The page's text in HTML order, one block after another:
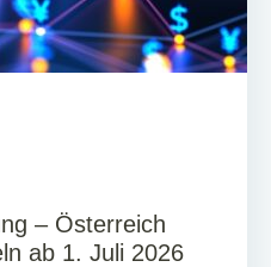
– Österreich
ab 1. Juli 2026